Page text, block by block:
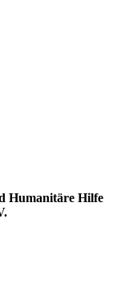
Humanitäre Hilfe